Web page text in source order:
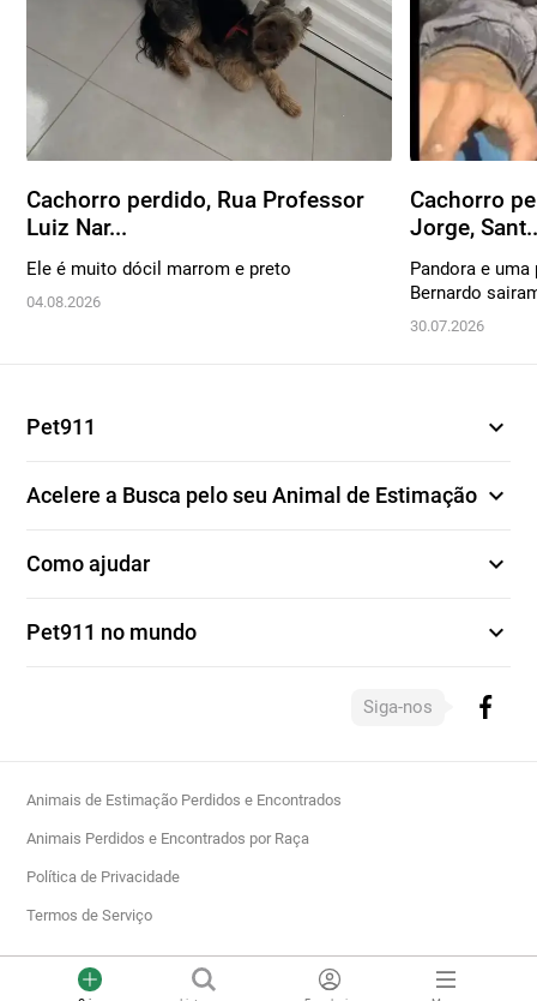
Cachorro perdido, Rua Professor
Luiz Nar...
Ele é muito dócil marrom e preto
04.08.2026
Cachorro
Jorge,
Pandora e
Bernardo
30.07.2026
Pet911 expand_more
Acelere a Busca pelo seu Animal de Estimação expand_more
Como ajudar expand_more
Pet911 no mundo expand_more
Siga-nos
Animais de Estimação Perdidos e Encontrados
Animais Perdidos e Encontrados por Raça
Política de Privacidade
Termos de Serviço